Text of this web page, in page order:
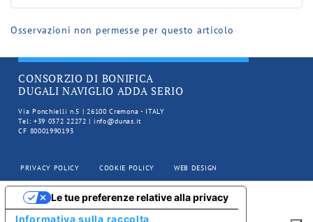
Osservazioni non permesse per questo articolo
CONSORZIO DI BONIFICA
DUGALI NAVIGLIO ADDA SERIO
Via Ponchielli n.5 | 26100 Cremona - ITALY
Tel: +39 0372 22272 | info@dunas.it
CF 80001990193
PRIVACY POLICY COOKIE POLICY WEB DESIGN
Informativa sulla raccolta
Le tue preferenze relative alla privacy